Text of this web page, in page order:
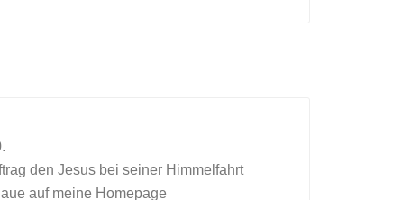
den Jesus bei seiner Himmelfahrt
auf meine Homepage